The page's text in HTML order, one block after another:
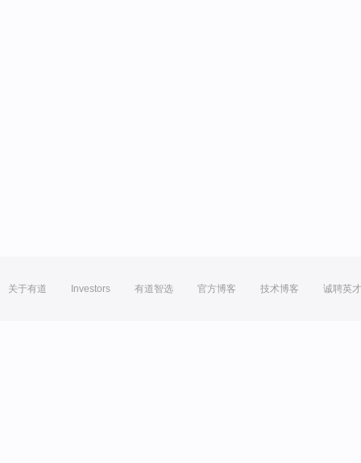
关于有道 Investors 有道智选 官方博客 技术博客 诚聘英才